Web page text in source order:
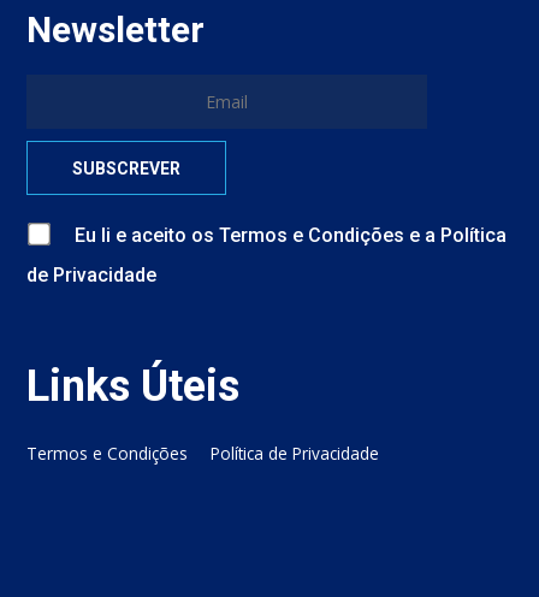
Newsletter
Eu li e aceito osTermos e Condições e a Política
de Privacidade
Links Úteis
Termos e Condições Política de Privacidade